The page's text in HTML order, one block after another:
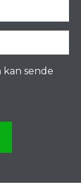
kan sende